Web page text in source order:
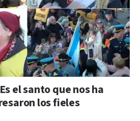
el santo que nos ha
los fieles